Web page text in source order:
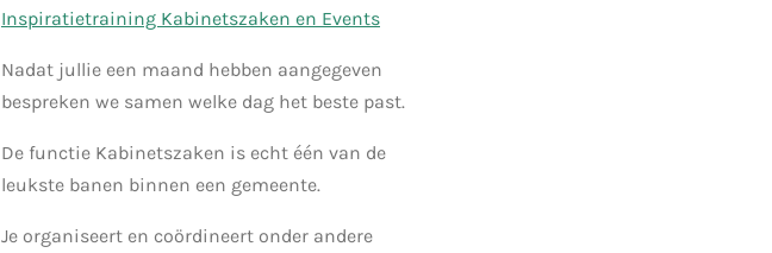
Inspiratietraining Kabinetszaken en Events
Nadat jullie een maand hebben aangegeven
bespreken we samen welke dag het beste past.
De functie Kabinetszaken is echt één van de
leukste banen binnen een gemeente.
Je organiseert en coördineert onder andere